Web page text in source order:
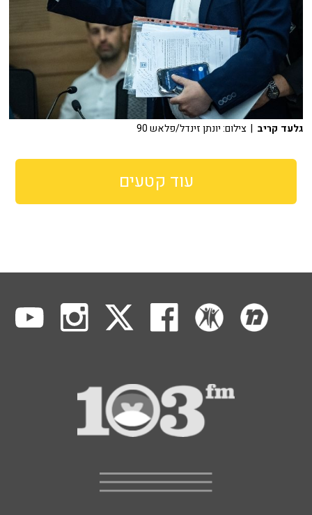
גלעד קריב | צילום: יונתן זינדל/פלאש 90
עוד קטעים